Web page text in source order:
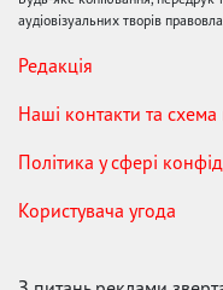
аудіовізуальних творів
Редакція
Наші контакти та схема
Політика у сфері
Користувача угода